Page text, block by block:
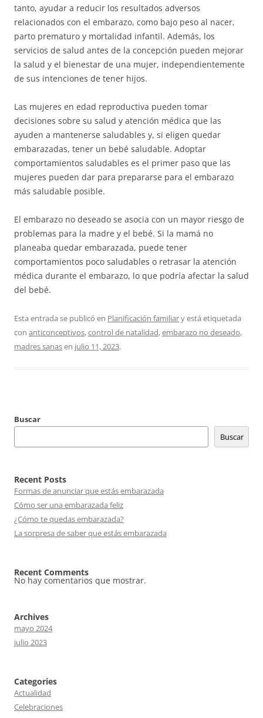
tanto, ayudar a reducir los resultados adversos
relacionados con el embarazo, como bajo peso al nacer,
parto prematuro y mortalidad infantil. Además, los
servicios de salud antes de la concepción pueden mejorar
la salud y el bienestar de una mujer, independientemente
de sus intenciones de tener hijos.
Las mujeres en edad reproductiva pueden tomar
decisiones sobre su salud y atención médica que las
ayuden a mantenerse saludables y, si eligen quedar
embarazadas, tener un bebé saludable. Adoptar
comportamientos saludables es el primer paso que las
mujeres pueden dar para prepararse para el embarazo
más saludable posible.
El embarazo no deseado se asocia con un mayor riesgo de
problemas para la madre y el bebé. Si la mamá no
planeaba quedar embarazada, puede tener
comportamientos poco saludables o retrasar la atención
médica durante el embarazo, lo que podría afectar la salud
del bebé.
Esta entrada se publicó en Planificación familiary está etiquetada
con anticonceptivos,control de natalidad,embarazo no deseado,
madres sanasen julio 11, 2023.
Buscar
Buscar
Recent Posts
Formas de anunciar que estás embarazada
Cómo ser una embarazada feliz
¿Cómo te quedas embarazada?
La sorpresa de saber que estás embarazada
Recent Comments
No hay comentarios que mostrar.
Archives
mayo 2024
julio 2023
Categories
Actualidad
Celebraciones